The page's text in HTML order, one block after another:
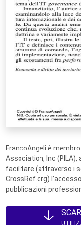
FrancoAngeli è
Association, Inc
facilitare (attraverso i
CrossRef.org)
pubblicazioni